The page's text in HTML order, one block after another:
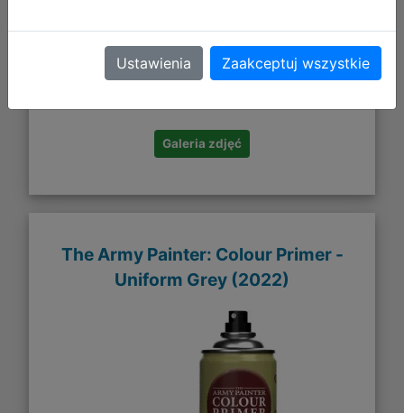
58,56 zł
DO KOSZYKA
Galeria zdjęć
The Army Painter: Colour Primer -
Uniform Grey (2022)
Ustawienia Zaakceptuj wszystkie